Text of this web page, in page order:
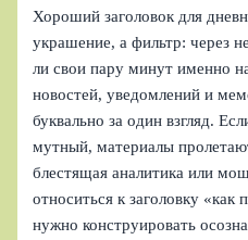
Хороший заголовок для
украшение, а фильтр: через
ли свои пару минут именно
новостей, уведомлений и
буквально за один взгляд.
мутный, материалы
блестящая аналитика или
относиться к заголовку «как
нужно конструировать